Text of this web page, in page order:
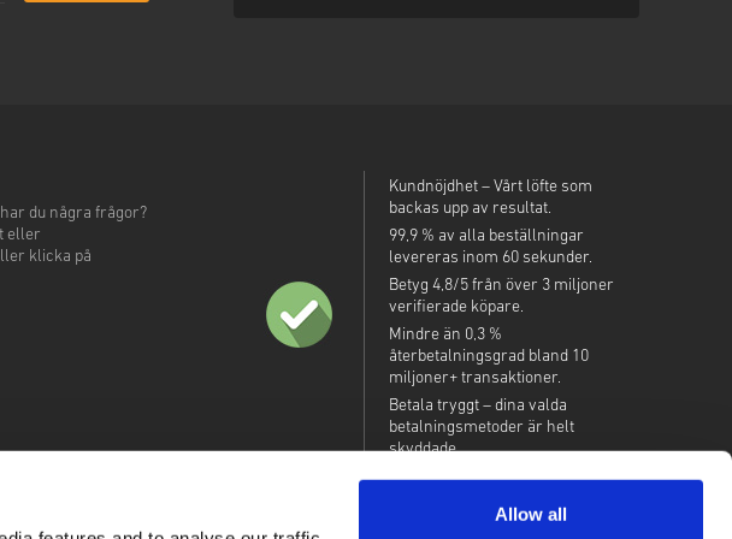
Allow all
du några frågor?
eller
klicka på
Kundnöjdhet – Vårt löfte som
backas upp av resultat.
99,9 % av alla beställningar
levereras inom 60 sekunder.
Betyg 4,8/5 från över 3 miljoner
verifierade köpare.
Mindre än 0,3 %
återbetalningsgrad bland 10
miljoner+ transaktioner.
Betala tryggt – dina valda
betalningsmetoder är helt
skyddade.